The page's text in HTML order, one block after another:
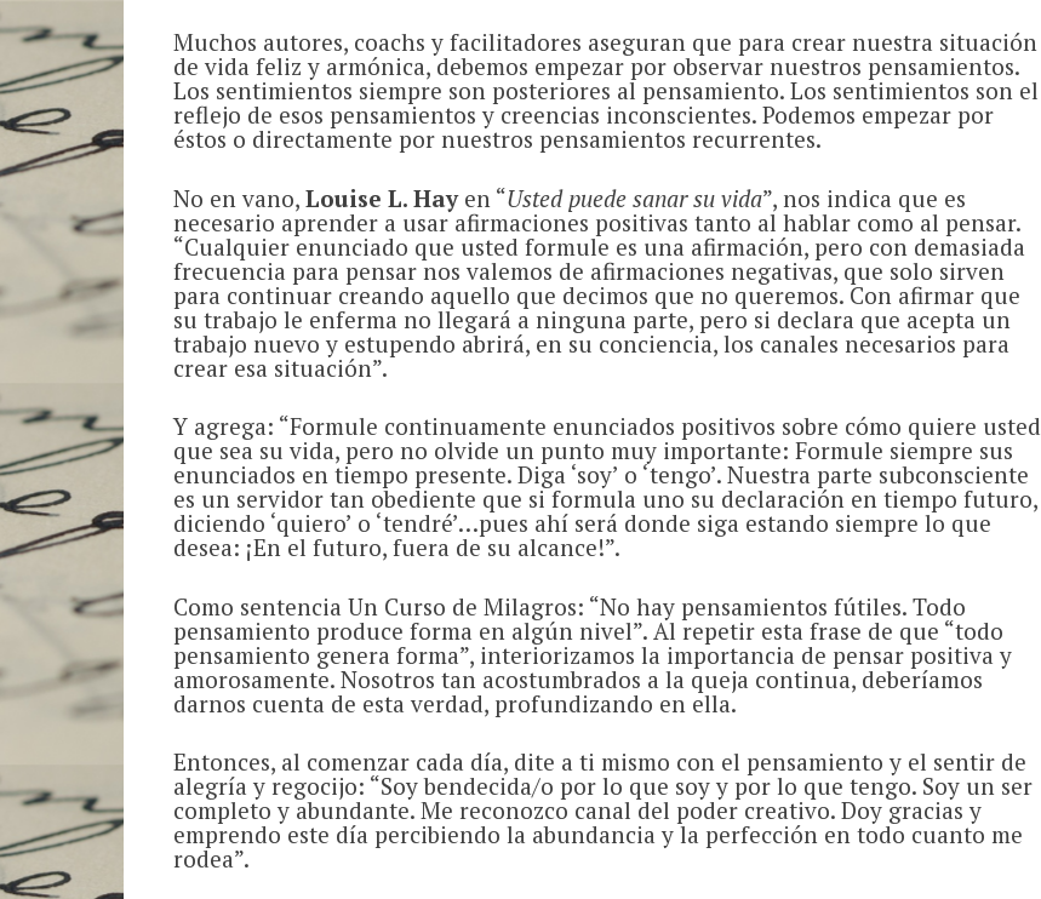
Muchos autores, coachs y facilitadores aseguran que para crear nuestra situación
de vida feliz y armónica, debemos empezar por observar nuestros pensamientos.
Los sentimientos siempre son posteriores al pensamiento. Los sentimientos son el
reflejo de esos pensamientos y creencias inconscientes. Podemos empezar por
éstos o directamente por nuestros pensamientos recurrentes.
No en vano, Louise L. Hayen “Usted puede sanar su vida”, nos indica que es
necesario aprender a usar afirmaciones positivas tanto al hablar como al pensar.
“Cualquier enunciado que usted formule es una afirmación, pero con demasiada
frecuencia para pensar nos valemos de afirmaciones negativas, que solo sirven
para continuar creando aquello que decimos que no queremos. Con afirmar que
su trabajo le enferma no llegará a ninguna parte, pero si declara que acepta un
trabajo nuevo y estupendo abrirá, en su conciencia, los canales necesarios para
crear esa situación”.
Y agrega: “Formule continuamente enunciados positivos sobre cómo quiere usted
que sea su vida, pero no olvide un punto muy importante: Formule siempre sus
enunciados en tiempo presente. Diga ‘soy’ o ‘tengo’. Nuestra parte subconsciente
es un servidor tan obediente que si formula uno su declaración en tiempo futuro,
diciendo ‘quiero’ o ‘tendré’…pues ahí será donde siga estando siempre lo que
desea: ¡En el futuro, fuera de su alcance!”.
Como sentencia Un Curso de Milagros: “No hay pensamientos fútiles. Todo
pensamiento produce forma en algún nivel”. Al repetir esta frase de que “todo
pensamiento genera forma”, interiorizamos la importancia de pensar positiva y
amorosamente. Nosotros tan acostumbrados a la queja continua, deberíamos
darnos cuenta de esta verdad, profundizando en ella.
Entonces, al comenzar cada día, dite a ti mismo con el pensamiento y el sentir de
alegría y regocijo: “Soy bendecida/o por lo que soy y por lo que tengo. Soy un ser
completo y abundante. Me reconozco canal del poder creativo. Doy gracias y
emprendo este día percibiendo la abundancia y la perfección en todo cuanto me
rodea”.